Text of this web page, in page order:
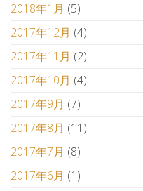
2018年1月 (5)
2017年12月 (4)
2017年11月 (2)
2017年10月 (4)
2017年9月 (7)
2017年8月 (11)
2017年7月 (8)
2017年6月 (1)